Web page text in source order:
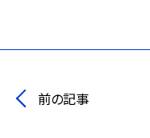
前の記事